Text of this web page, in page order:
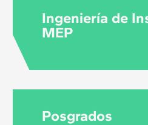
Ingeniería de
MEP
Posgrados